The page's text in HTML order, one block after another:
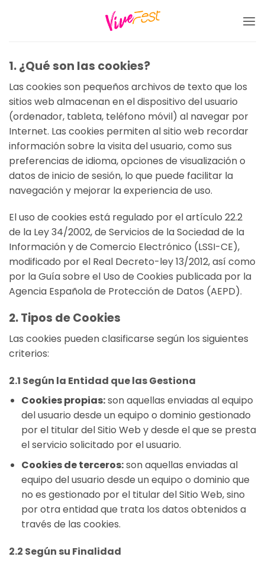
1. ¿Qué son las cookies?
Las cookies son pequeños archivos de texto que los
sitios web almacenan en el dispositivo del usuario
(ordenador, tableta, teléfono móvil) al navegar por
Internet. Las cookies permiten al sitio web recordar
información sobre la visita del usuario, como sus
preferencias de idioma, opciones de visualización o
datos de inicio de sesión, lo que puede facilitar la
navegación y mejorar la experiencia de uso.
El uso de cookies está regulado por el artículo 22.2
de la Ley 34/2002, de Servicios de la Sociedad de la
Información y de Comercio Electrónico (LSSI-CE),
modificado por el Real Decreto-ley 13/2012, así como
por la Guía sobre el Uso de Cookies publicada por la
Agencia Española de Protección de Datos (AEPD).
2. Tipos de Cookies
Las cookies pueden clasificarse según los siguientes
criterios:
2.1 Según la Entidad que las Gestiona
Cookies propias:son aquellas enviadas al equipo
del usuario desde un equipo o dominio gestionado
por el titular del Sitio Web y desde el que se presta
el servicio solicitado por el usuario.
Cookies de terceros:son aquellas enviadas al
equipo del usuario desde un equipo o dominio que
no es gestionado por el titular del Sitio Web, sino
por otra entidad que trata los datos obtenidos a
través de las cookies.
2.2 Según su Finalidad